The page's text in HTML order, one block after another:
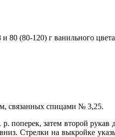
80 (80-120) г ванильного
связанных спицами № 3,25.
затем второй рукав
Стрелки на выкройке